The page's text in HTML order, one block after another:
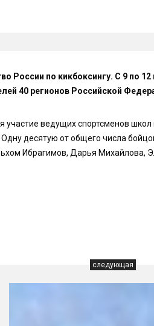
России по кикбоксингу. С 9 по
40 регионов Российской
ведущих спортсменов школ
десятую от общего числа
Ибрагимов, Дарья Михайлова,
следующая